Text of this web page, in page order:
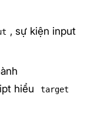
, sự kiện input
hiểu target